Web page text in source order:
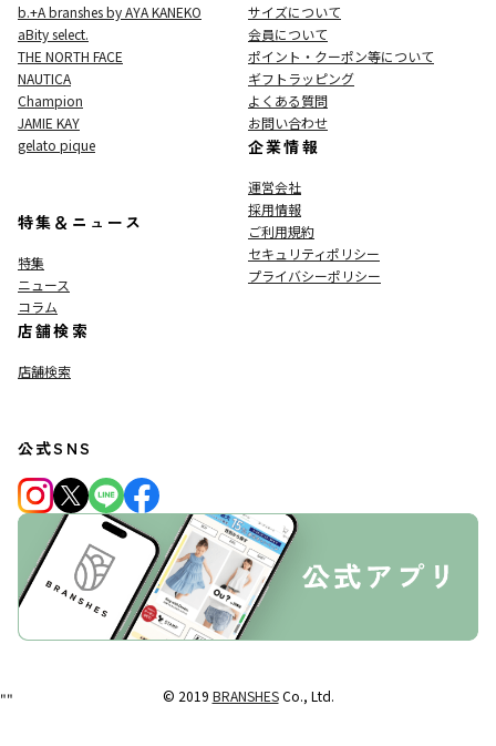
b.+A branshes by AYA KANEKO
aBity select.
THE NORTH FACE
NAUTICA
Champion
JAMIE KAY
gelato pique
特集＆ニュース
特集
ニュース
コラム
店舗検索
店舗検索
サイズについて
会員について
ポイント・クーポン等について
ギフトラッピング
よくある質問
お問い合わせ
企業情報
運営会社
採用情報
ご利用規約
セキュリティポリシー
プライバシーポリシー
公式SNS
© 2019 BRANSHESCo., Ltd.
""